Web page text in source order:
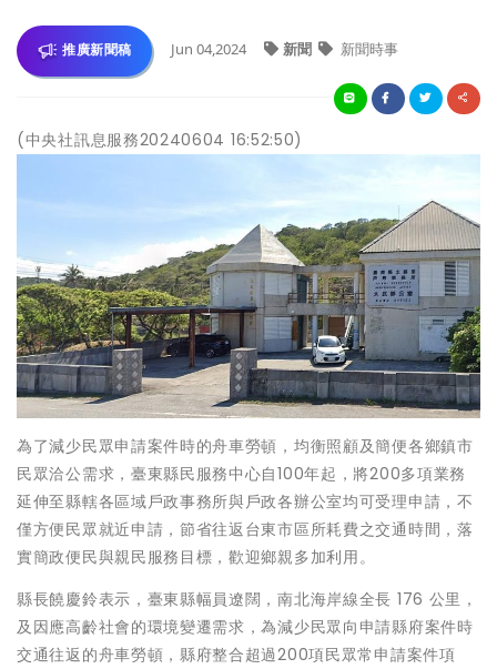
推廣新聞稿 Jun 04,2024 新聞 新聞時事
(中央社訊息服務20240604 16:52:50)
為了減少民眾申請案件時的舟車勞頓，均衡照顧及簡便各鄉鎮市
民眾洽公需求，臺東縣民服務中心自100年起，將200多項業務
延伸至縣轄各區域戶政事務所與戶政各辦公室均可受理申請，不
僅方便民眾就近申請，節省往返台東市區所耗費之交通時間，落
實簡政便民與親民服務目標，歡迎鄉親多加利用。
縣長饒慶鈴表示，臺東縣幅員遼闊，南北海岸線全長 176 公里，
及因應高齡社會的環境變遷需求，為減少民眾向申請縣府案件時
交通往返的舟車勞頓，縣府整合超過200項民眾常申請案件項